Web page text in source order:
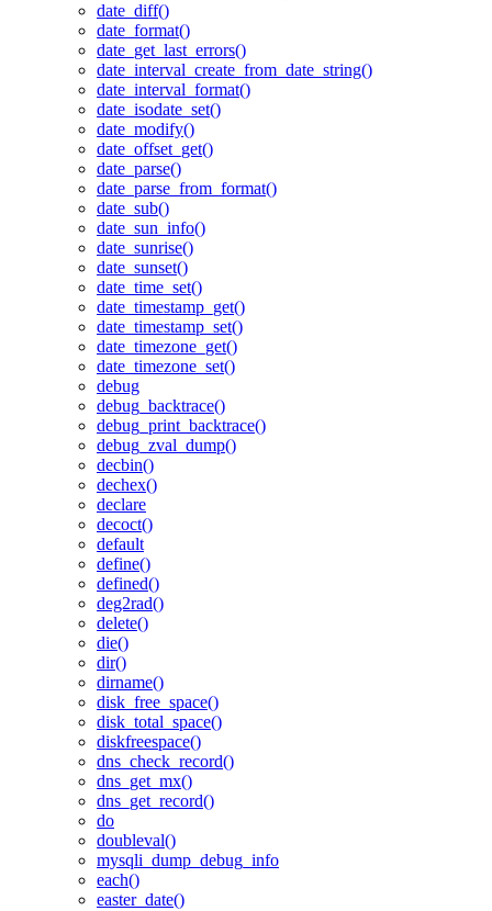
date_diff()
date_format()
date_get_last_errors()
date_interval_create_from_date_string()
date_interval_format()
date_isodate_set()
date_modify()
date_offset_get()
date_parse()
date_parse_from_format()
date_sub()
date_sun_info()
date_sunrise()
date_sunset()
date_time_set()
date_timestamp_get()
date_timestamp_set()
date_timezone_get()
date_timezone_set()
debug
debug_backtrace()
debug_print_backtrace()
debug_zval_dump()
decbin()
dechex()
declare
decoct()
default
define()
defined()
deg2rad()
delete()
die()
dir()
dirname()
disk_free_space()
disk_total_space()
diskfreespace()
dns_check_record()
dns_get_mx()
dns_get_record()
do
doubleval()
mysqli_dump_debug_info
each()
easter_date()